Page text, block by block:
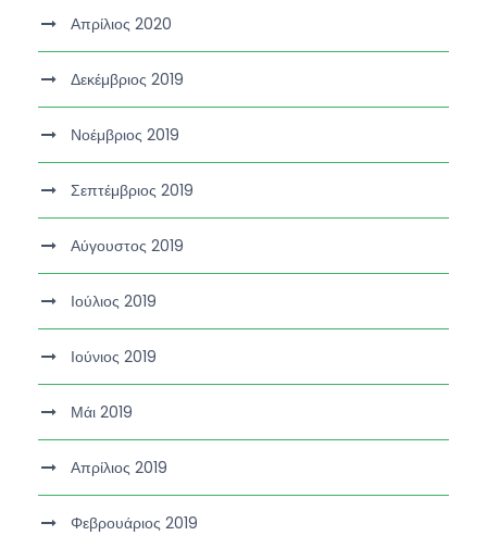
Απρίλιος 2020
Δεκέμβριος 2019
Νοέμβριος 2019
Σεπτέμβριος 2019
Αύγουστος 2019
Ιούλιος 2019
Ιούνιος 2019
Μάι 2019
Απρίλιος 2019
Φεβρουάριος 2019